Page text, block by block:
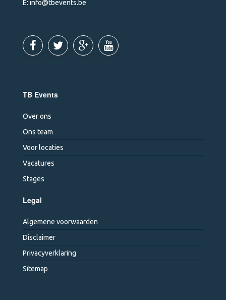
E: info@tbevents.be
TB Events
Over ons
Ons team
Voor locaties
Vacatures
Stages
Legal
Algemene voorwaarden
Disclaimer
Privacyverklaring
Sitemap